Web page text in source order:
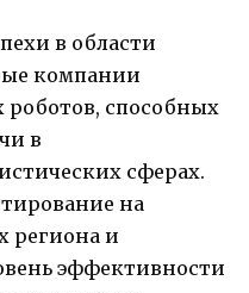
в области
компании
роботов, способных
в
сферах.
на
региона и
эффективности